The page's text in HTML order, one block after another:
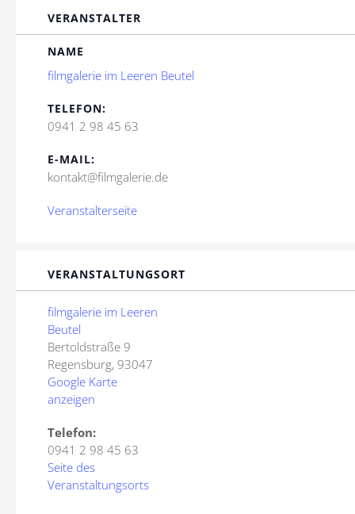
VERANSTALTER
NAME
filmgalerie im Leeren Beutel
TELEFON:
0941 2 98 45 63
E-MAIL:
kontakt@filmgalerie.de
Veranstalterseite
VERANSTALTUNGSORT
filmgalerie im Leeren
Beutel
Bertoldstraße 9
Regensburg, 93047
Google Karte
anzeigen
Telefon:
0941 2 98 45 63
Seite des
Veranstaltungsorts